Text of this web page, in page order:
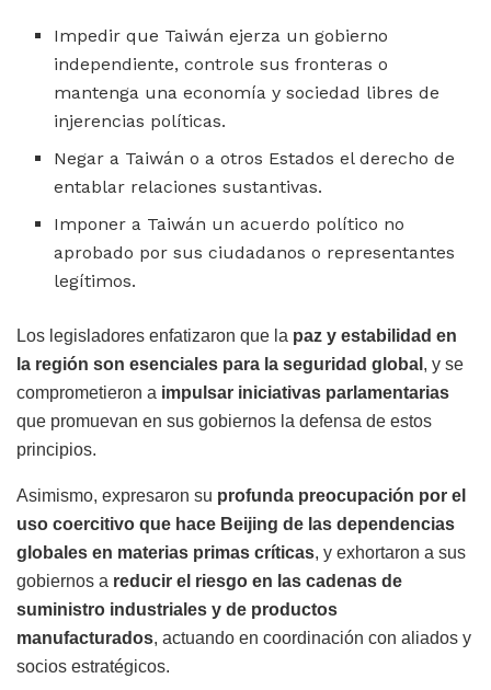
Impedir que Taiwán ejerza un gobierno
independiente, controle sus fronteras o
mantenga una economía y sociedad libres de
injerencias políticas.
Negar a Taiwán o a otros Estados el derecho de
entablar relaciones sustantivas.
Imponer a Taiwán un acuerdo político no
aprobado por sus ciudadanos o representantes
legítimos.
Los legisladores enfatizaron que la paz y estabilidad en
la región son esenciales para la seguridad global , y se
comprometieron a impulsar iniciativas parlamentarias
que promuevan en sus gobiernos la defensa de estos
principios.
Asimismo, expresaron su profunda preocupación por el
uso coercitivo que hace Beijing de las dependencias
globales en materias primas críticas, y exhortaron a sus
gobiernos a reducir el riesgo en las cadenas de
suministro industriales y de productos
manufacturados, actuando en coordinación con aliados y
socios estratégicos.